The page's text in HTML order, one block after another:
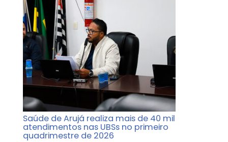
Saúde de Arujá realiza mais de 40 mil
atendimentos nas UBSs no primeiro
quadrimestre de 2026